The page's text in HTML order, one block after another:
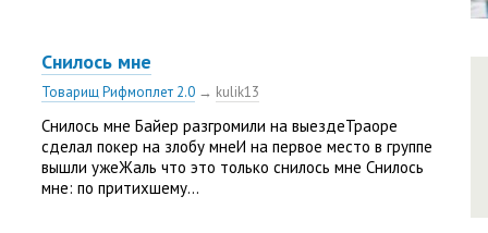
Снилось мне
Товарищ Рифмоплет 2.0 → kulik13
Снилось мне Байер разгромили на выездеТраоре
сделал покер на злобу мнеИ на первое место в группе
вышли ужеЖаль что это только снилось мне Снилось
мне: по притихшему...